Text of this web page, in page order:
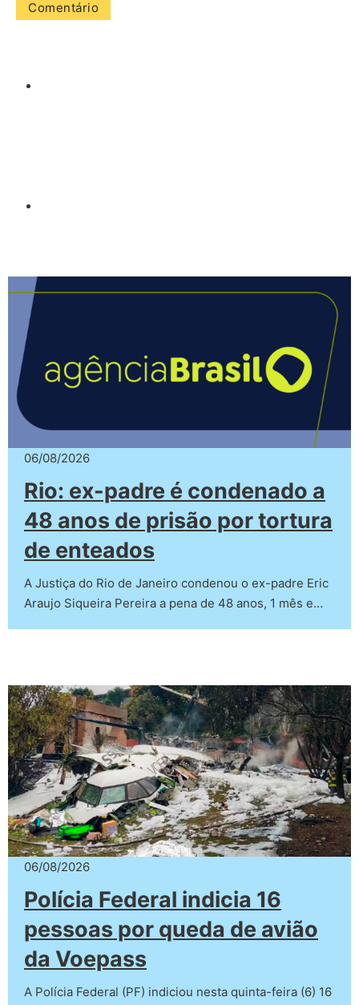
06/08/2026
Rio: ex-padre é condenado a
48 anos de prisão por tortura
de enteados
A Justiça do Rio de Janeiro condenou o ex-padre Eric
Araujo Siqueira Pereira a pena de 48 anos, 1 mês e…
06/08/2026
Polícia Federal indicia 16
pessoas por queda de avião
da Voepass
A Polícia Federal (PF) indiciou nesta quinta-feira (6) 16